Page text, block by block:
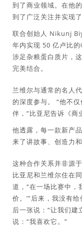
到了商业领域。在他
到了广泛关注并实现
联合创始人 Nikunj
年内实现 50 亿卢比
涉足杂粮蛋白质片，
完美结合。
兰维尔与通常的名人
的深度参与。 “他不
伴，”比亚尼告诉《商
他透露，每一款新产
来了讲故事、创造力
这种合作关系并非源
比亚尼和兰维尔住在
道，“在一场比赛中，
价。’”后来，我没有
后一张说：“让我们建
说：“我喜欢它。”